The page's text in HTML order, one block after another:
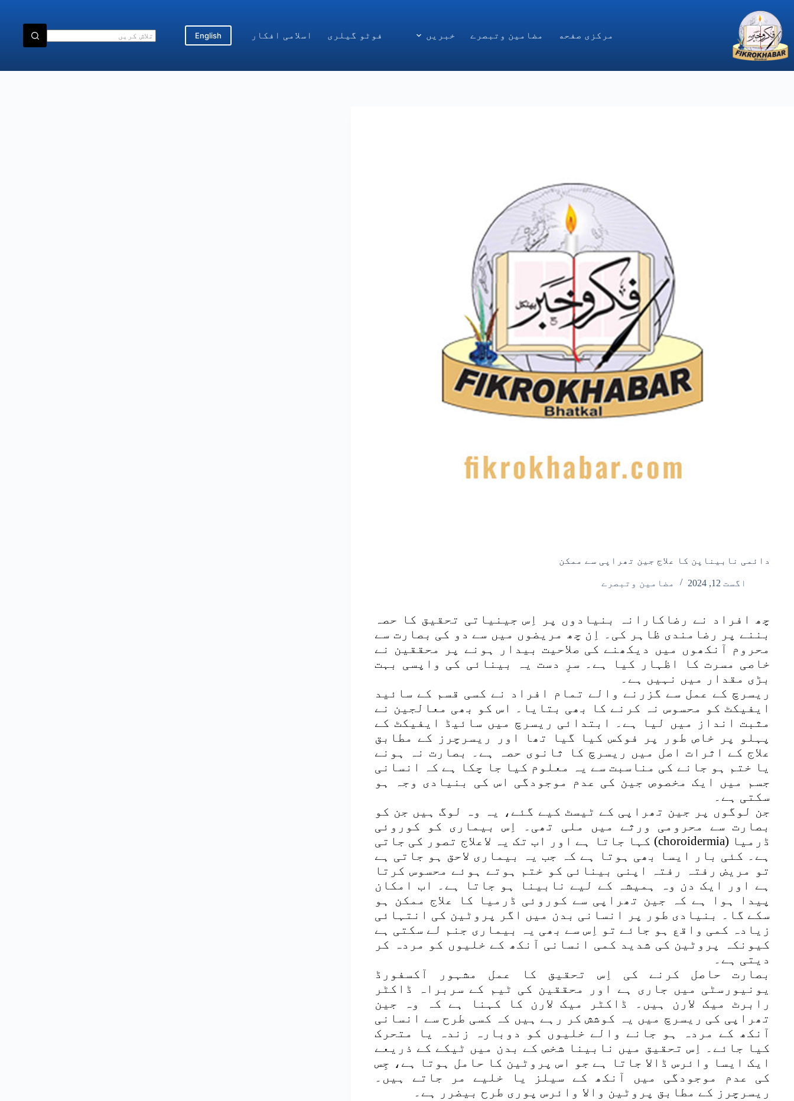
content
مركزى صفحه
مضامین وتبصرے خبریں فوٹو گیلری اسلامی افکار English
دائمی نابیناپن کا علاج جین تھراپی سے ممکن
اگست 12, 2024 مضامین وتبصرے
چھ افراد نے رضاکارانہ بنیادوں پر اِس جینیاتی تحقیق کا حصہ
بننے پر رضامندی ظاہر کی۔ اِن چھ مریضوں میں سے دو کی بصارت سے
محروم آنکھوں میں دیکھنے کی صلاحیت بیدار ہونے پر محققین نے
خاصی مسرت کا اظہار کیا ہے۔ سرِ دست یہ بینائی کی واپسی بہت
بڑی مقدار میں نہیں ہے۔
ریسرچ کے عمل سے گزرنے والے تمام افراد نے کسی قسم کے سائید
ایفیکٹ کو محسوس نہ کرنے کا بھی بتایا۔ اس کو بھی معالجین نے
مثبت انداز میں لیا ہے۔ ابتدائی ریسرچ میں سائیڈ ایفیکٹ کے
پہلو پر خاص طور پر فوکس کیا گیا تھا اور ریسرچرز کے مطابق
علاج کے اثرات اصل میں ریسرچ کا ثانوی حصہ ہے۔ بصارت نہ ہونے
یا ختم ہو جانے کی مناسبت سے یہ معلوم کیا جا چکا ہے کہ انسانی
جسم میں ایک مخصوص جین کی عدم موجودگی اس کی بنیادی وجہ ہو
سکتی ہے۔
جن لوگوں پر جین تھراپی کے ٹیسٹ کیے گئے، یہ وہ لوگ ہیں جن کو
بصارت سے محرومی ورثے میں ملی تھی۔ اِس بیماری کو کوروئی
ڈرمیا (choroidermia) کہا جاتا ہے اور اب تک یہ لاعلاج تصور کی جاتی
ہے۔ کئی بار ایسا بھی ہوتا ہے کہ جب یہ بیماری لاحق ہو جاتی ہے
تو مریض رفتہ رفتہ اپنی بینائی کو ختم ہوتے ہوئے محسوس کرتا
ہے اور ایک دن وہ ہمیشہ کے لیے نابینا ہو جاتا ہے۔ اب امکان
پیدا ہوا ہے کہ جین تھراپی سے کوروئی ڈرمیا کا علاج ممکن ہو
سکے گا۔ بنیادی طور پر انسانی بدن میں اگر پروٹین کی انتہائی
زیادہ کمی واقع ہو جائے تو اِس سے بھی یہ بیماری جنم لے سکتی ہے
کیونکہ پروٹین کی شدید کمی انسانی آنکھ کے خلیوں کو مردہ کر
دیتی ہے۔
بصارت حاصل کرنے کی اِس تحقیق کا عمل مشہور آکسفورڈ
یونیورسٹی میں جاری ہے اور محققین کی ٹیم کے سربراہ ڈاکٹر
رابرٹ میک لارن ہیں۔ ڈاکٹر میک لارن کا کہنا ہے کہ وہ جین
تھراپی کی ریسرچ میں یہ کوشش کر رہے ہیں کہ کسی طرح سے انسانی
آنکھ کے مردہ ہو جانے والے خلیوں کو دوبارہ زندہ یا متحرک
کیا جائے۔ اِس تحقیق میں نابینا شخص کے بدن میں ٹیکے کے ذریعے
ایک ایسا وائرس ڈالا جاتا ہے جو اس پروٹین کا حامل ہوتا ہے، جِس
کی عدم موجودگی میں آنکھ کے سیلز یا خلیے مر جاتے ہیں۔
ریسرچرز کے مطابق پروٹین والا وائرس پوری طرح بیضرر ہے۔